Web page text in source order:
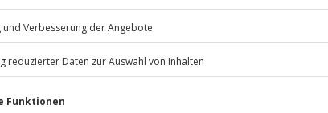
Jochen SchweizerGmbH
Mühldorfstraße 8
81671 München
außer an bundesweiten